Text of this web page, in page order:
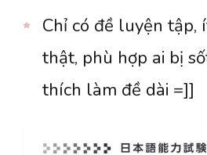
Chỉ có đề luyện tập,
thật, phù hợp ai bị
thích làm đề dài =]]